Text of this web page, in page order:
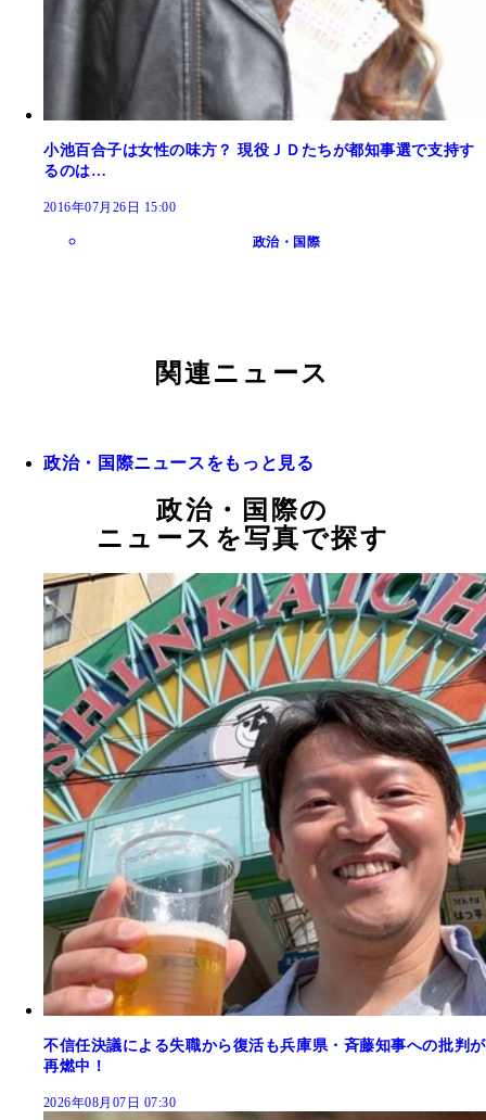
小池百合子は女性の味方？ 現役ＪＤたちが都知事選で支持す
るのは…
2016年07月26日 15:00
政治・国際
関連ニュース
政治・国際ニュースをもっと見る
政治・国際の
ニュースを写真で探す
不信任決議による失職から復活も兵庫県・斉藤知事への批判が
再燃中！
2026年08月07日 07:30